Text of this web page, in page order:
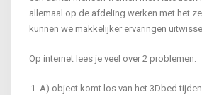
allemaal op de afdeling werken met het
kunnen we makkelijker ervaringen
Op internet lees je veel over 2 problemen:
A) object komt los van het 3Dbed